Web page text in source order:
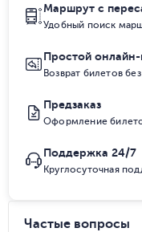
Маршрут с
Удобный поиск
Простой онлайн-
Возврат билетов
Предзаказ
Оформление
Поддержка 24/7
Круглосуточная
Частые вопросы